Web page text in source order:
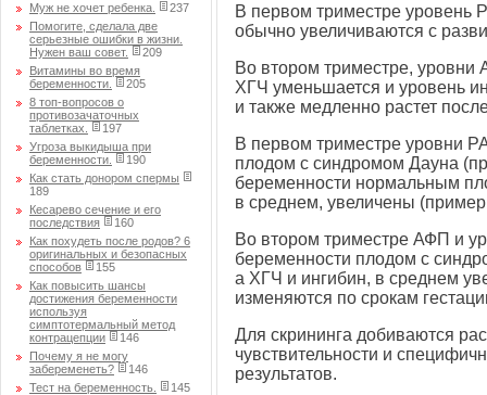
Муж не хочет ребенка.
237
Помогите, сделала две
серьезные ошибки в жизни.
Нужен ваш совет.
209
Витамины во время
беременности.
205
8 топ-вопросов о
противозачаточных
таблетках.
197
Угроза выкидыша при
беременности.
190
Как стать донором спермы
189
Кесарево сечение и его
последствия
160
Как похудеть после родов? 6
оригинальных и безопасных
способов
155
Как повысить шансы
достижения беременности
используя
симптотермальный метод
контрацепции
146
Почему я не могу
забеременеть?
146
Тест на беременность.
145
В первом триместре
обычно увеличиваются с
Во втором триместре,
ХГЧ уменьшается и уровень
и также медленно растет
В первом триместре уровни
плодом с синдромом Дауна
беременности нормальным
в среднем, увеличены
Во втором триместре АФП и
беременности плодом с
а ХГЧ и ингибин, в среднем
изменяются по срокам
Для скрининга добиваются
чувствительности и
результатов.